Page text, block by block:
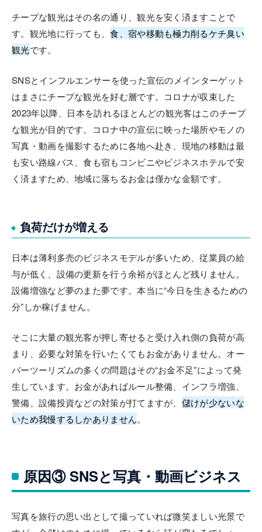
チープな観光はその名の通り、観光を安く済ますことで
す。観光地に行っても、食、宿や移動も極力削るケチ臭い
観光です。
SNSとインフルエンサーを使った宣伝のメインターゲット
はまさにチープな観光を好む層です。コロナが収束した
2023年以降、日本を訪れるほとんどの観光客はこのチープ
な観光が目的です。コロナ中の宣伝に映った場所やモノの
写真・動画を撮影するために各地へ赴き、現地の移動は最
も安い路線バス、食も宿もコンビニやビジネスホテルで安
く済ますため、地域に落ちるお金は僅かな金額です。
負荷だけが増える
日本は薄利多売のビジネスモデルが多いため、従業員の給
与が低く、設備の更新を行う余裕がほとんど残りません。
設備増強など夢のまた夢です。本当に“今日を生きるための
分”しか稼げません。
そこに大量の観光客が押し寄せると受け入れ側の負荷が高
まり、必要な対策を行いたくてもお金がありません。オー
バーツーリズムの多くの問題はその“お金不足”によって発
生しています。お金があればルール整備、インフラ増強、
警備、設備投資などの対策が打てますが、 儲けが少ないな
いため我慢するしかありません。
原因③ SNSと写真・動画ビジネス
写真を旅行の思い出として撮っていれば微笑ましい光景で